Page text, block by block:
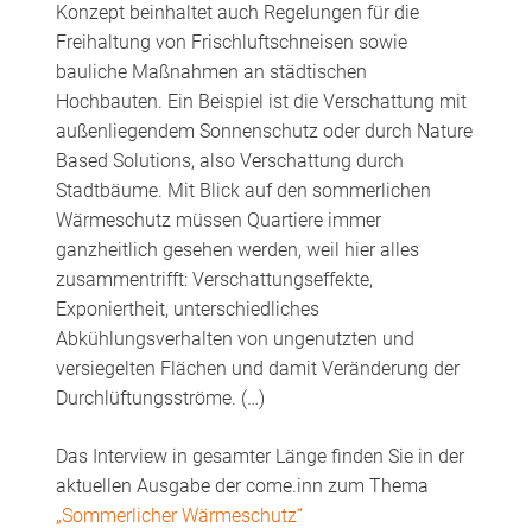
Konzept beinhaltet auch Regelungen für die
Freihaltung von Frischluftschneisen sowie
bauliche Maßnahmen an städtischen
Hochbauten. Ein Beispiel ist die Verschattung mit
außenliegendem Sonnenschutz oder durch Nature
Based Solutions, also Verschattung durch
Stadtbäume. Mit Blick auf den sommerlichen
Wärmeschutz müssen Quartiere immer
ganzheitlich gesehen werden, weil hier alles
zusammentrifft: Verschattungseffekte,
Exponiertheit, unterschiedliches
Abkühlungsverhalten von ungenutzten und
versiegelten Flächen und damit Veränderung der
Durchlüftungsströme. (…)
Das Interview in gesamter Länge finden Sie in der
aktuellen Ausgabe der come.inn zum Thema
„Sommerlicher Wärmeschutz“